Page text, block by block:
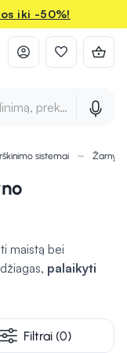
iki -50%!
prekės ženklą ir
sistemai
maistą bei
palaikyti
Filtrai (0)